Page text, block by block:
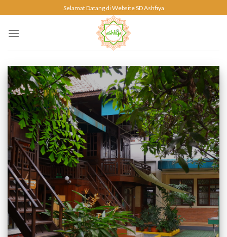
to
content
Selamat Datang di Website SD Ashfiya